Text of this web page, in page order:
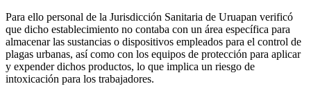
Para ello personal de la Jurisdicción Sanitaria de Uruapan verificó
que dicho establecimiento no contaba con un área específica para
almacenar las sustancias o dispositivos empleados para el control de
plagas urbanas, así como con los equipos de protección para aplicar
y expender dichos productos, lo que implica un riesgo de
intoxicación para los trabajadores.